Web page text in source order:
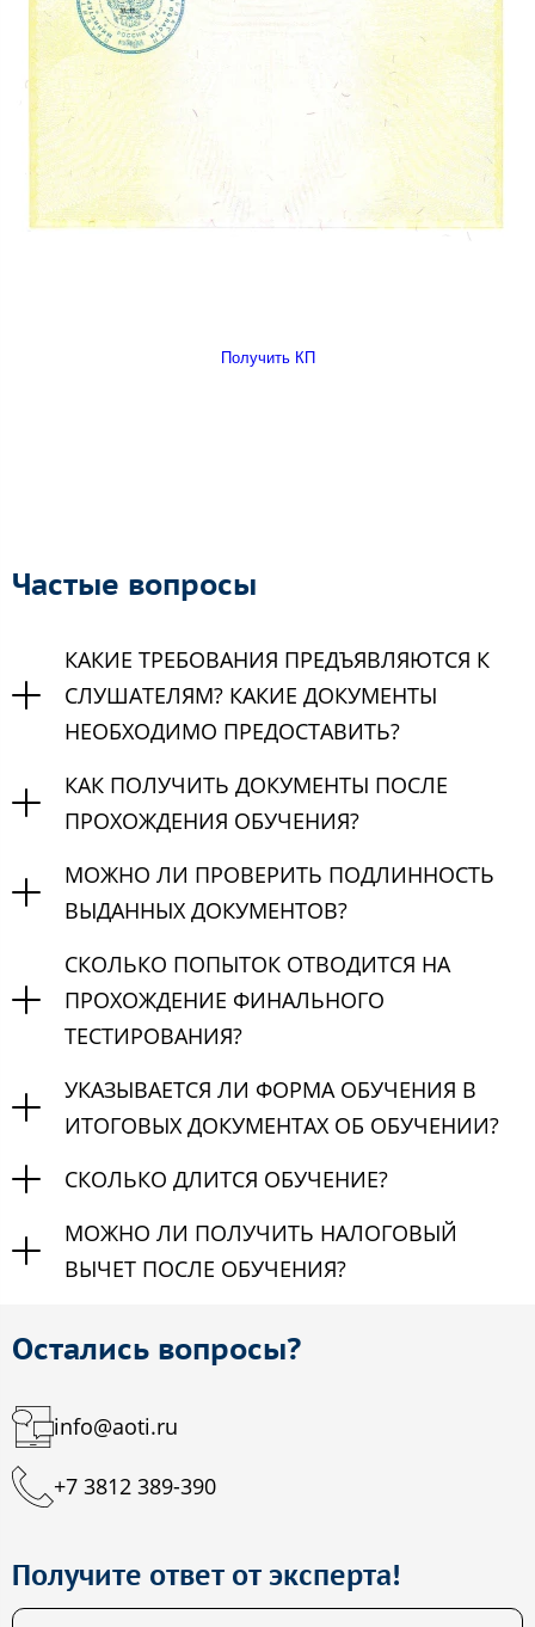
Получить КП
Частые вопросы
КАКИЕ ТРЕБОВАНИЯ ПРЕДЪЯВЛЯЮТСЯ К
СЛУШАТЕЛЯМ? КАКИЕ ДОКУМЕНТЫ
НЕОБХОДИМО ПРЕДОСТАВИТЬ?
КАК ПОЛУЧИТЬ ДОКУМЕНТЫ ПОСЛЕ
ПРОХОЖДЕНИЯ ОБУЧЕНИЯ?
МОЖНО ЛИ ПРОВЕРИТЬ ПОДЛИННОСТЬ
ВЫДАННЫХ ДОКУМЕНТОВ?
СКОЛЬКО ПОПЫТОК ОТВОДИТСЯ НА
ПРОХОЖДЕНИЕ ФИНАЛЬНОГО
ТЕСТИРОВАНИЯ?
УКАЗЫВАЕТСЯ ЛИ ФОРМА ОБУЧЕНИЯ В
ИТОГОВЫХ ДОКУМЕНТАХ ОБ ОБУЧЕНИИ?
СКОЛЬКО ДЛИТСЯ ОБУЧЕНИЕ?
МОЖНО ЛИ ПОЛУЧИТЬ НАЛОГОВЫЙ
ВЫЧЕТ ПОСЛЕ ОБУЧЕНИЯ?
Остались вопросы?
info@aoti.ru
+7 3812 389-390
Получите ответ от эксперта!